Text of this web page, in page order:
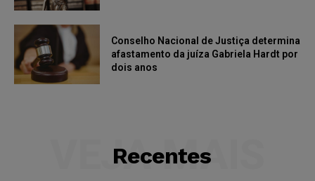
Conselho Nacional de Justiça determina
afastamento da juíza Gabriela Hardt por
dois anos
Recentes
VEJA MAIS